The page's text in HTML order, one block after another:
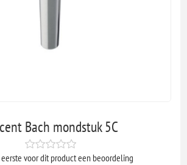
Bach mondstuk 5C
voor dit product een beoordeling